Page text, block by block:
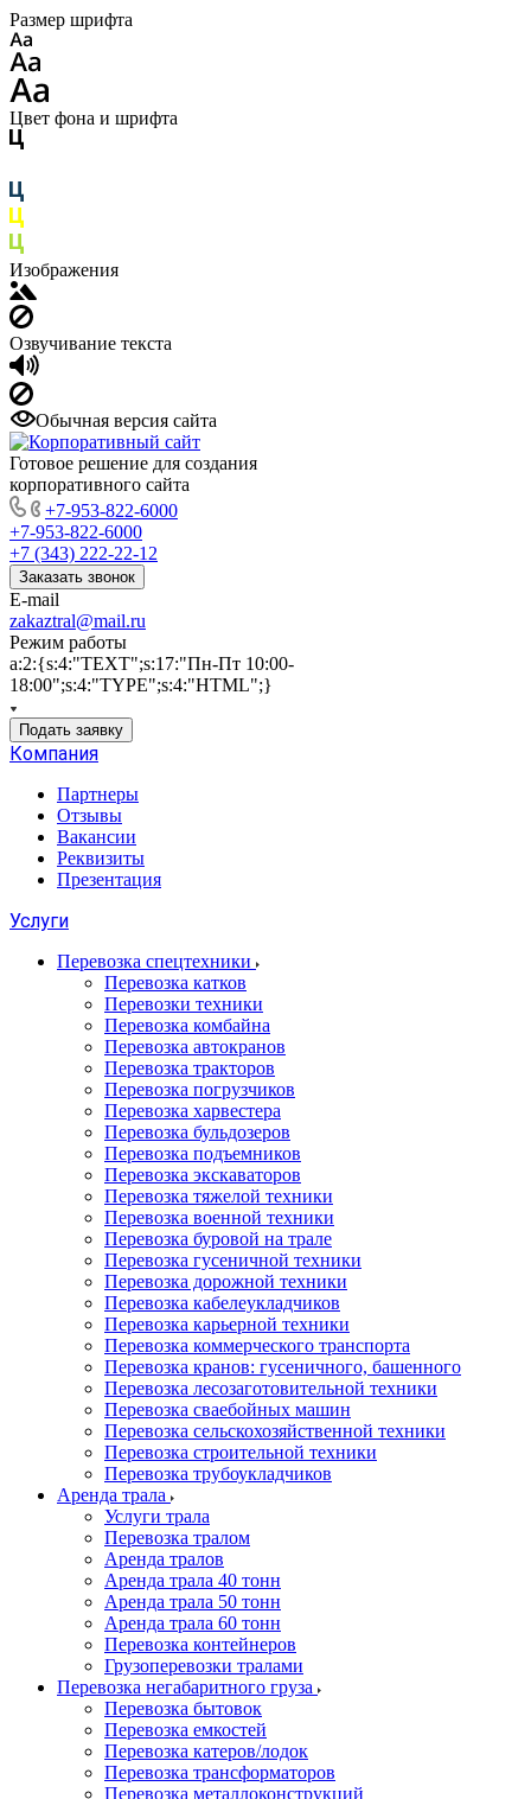
Размер шрифта
Цвет фона и шрифта
Изображения
Озвучивание текста
Обычная версия сайта
Готовое решение для создания
корпоративного сайта
+7-953-822-6000
+7-953-822-6000
+7 (343) 222-22-12
Заказать звонок
E-mail
zakaztral@mail.ru
Режим работы
a:2:{s:4:"TEXT";s:17:"Пн-Пт 10:00-
18:00";s:4:"TYPE";s:4:"HTML";}
Подать заявку
Компания
Партнеры
Отзывы
Вакансии
Реквизиты
Презентация
Услуги
Перевозка спецтехники
Перевозка катков
Перевозки техники
Перевозка комбайна
Перевозка автокранов
Перевозка тракторов
Перевозка погрузчиков
Перевозка харвестера
Перевозка бульдозеров
Перевозка подъемников
Перевозка экскаваторов
Перевозка тяжелой техники
Перевозка военной техники
Перевозка буровой на трале
Перевозка гусеничной техники
Перевозка дорожной техники
Перевозка кабелеукладчиков
Перевозка карьерной техники
Перевозка коммерческого транспорта
Перевозка кранов: гусеничного, башенного
Перевозка лесозаготовительной техники
Перевозка сваебойных машин
Перевозка сельскохозяйственной техники
Перевозка строительной техники
Перевозка трубоукладчиков
Аренда трала
Услуги трала
Перевозка тралом
Аренда тралов
Аренда трала 40 тонн
Аренда трала 50 тонн
Аренда трала 60 тонн
Перевозка контейнеров
Грузоперевозки тралами
Перевозка негабаритного груза
Перевозка бытовок
Перевозка емкостей
Перевозка катеров/лодок
Перевозка трансформаторов
Перевозка металлоконструкций